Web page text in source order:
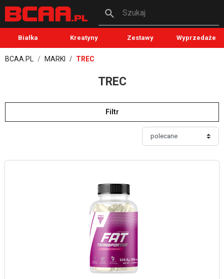
Szukaj
Białka Kreatyny Zestawy Wyprzedaże
BCAA.PL MARKI TREC
TREC
Filtr